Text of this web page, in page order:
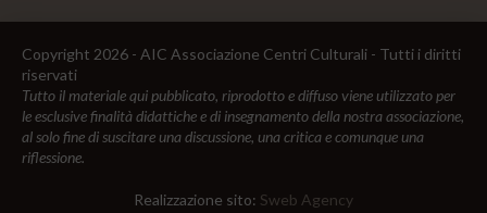
Copyright 2026 - AIC Associazione Centri Culturali - Tutti i diritti
riservati
Tutto il materiale qui pubblicato, riprodotto e diffuso viene utilizzato per
le esclusive finalità didattiche e di insegnamento della nostra associazione,
al solo fine di suscitare una discussione, una critica e comunque una
riflessione.
Realizzazione sito: Sweb Agency